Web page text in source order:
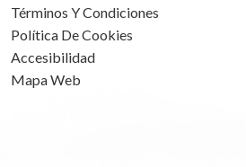
Términos Y Condiciones
Política De Cookies
Accesibilidad
Mapa Web